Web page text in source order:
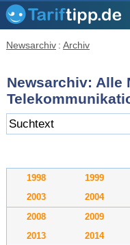
Newsarchiv : Archiv
Newsarchiv: Alle
1998 1999
2003
2004
2008 2009
2013
2014